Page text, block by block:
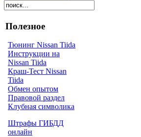
Полезное
Тюнинг Nissan Tiida
Инструкции на
Nissan Tiida
Краш-Тест Nissan
Tiida
Обмен опытом
Правовой раздел
Клубная символика
Штрафы ГИБДД
онлайн